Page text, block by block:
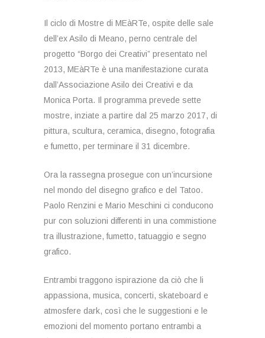
Il ciclo di Mostre di MEàRTe, ospite delle sale
dell’ex Asilo di Meano, perno centrale del
progetto “Borgo dei Creativi” presentato nel
2013, MEàRTe è una manifestazione curata
dall’Associazione Asilo dei Creativi e da
Monica Porta. Il programma prevede sette
mostre, inziate a partire dal 25 marzo 2017, di
pittura, scultura, ceramica, disegno, fotografia
e fumetto, per terminare il 31 dicembre.
Ora la rassegna prosegue con un’incursione
nel mondo del disegno grafico e del Tatoo.
Paolo Renzini e Mario Meschini ci conducono
pur con soluzioni differenti in una commistione
tra illustrazione, fumetto, tatuaggio e segno
grafico.
Entrambi traggono ispirazione da ciò che li
appassiona, musica, concerti, skateboard e
atmosfere dark, così che le suggestioni e le
emozioni del momento portano entrambi a